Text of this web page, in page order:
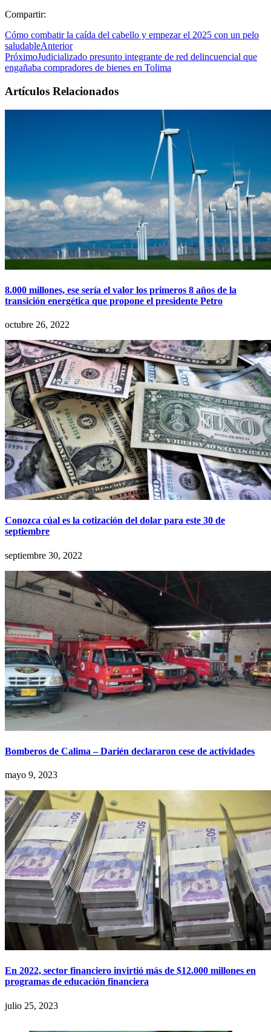
Compartir:
Cómo combatir la caída del cabello y empezar el 2025 con un pelo
saludableAnterior
PróximoJudicializado presunto integrante de red delincuencial que
engañaba compradores de bienes en Tolima
Artículos Relacionados
8.000 millones, ese sería el valor los primeros 8 años de la
transición energética que propone el presidente Petro
octubre 26, 2022
Conozca cúal es la cotización del dolar para este 30 de
septiembre
septiembre 30, 2022
Bomberos de Calima – Darién declararon cese de actividades
mayo 9, 2023
En 2022, sector financiero invirtió más de $12.000 millones en
programas de educación financiera
julio 25, 2023